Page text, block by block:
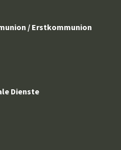
/ Erstkommunion
Dienste